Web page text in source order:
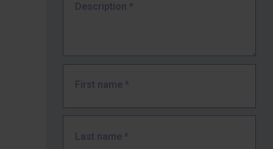
Description *
First name *
Last name *